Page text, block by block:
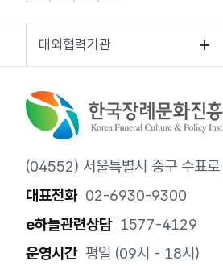
대외협력기관
(04552) 서울특별시 중구 수표
대표전화 02-6930-9300
e하늘관련상담 1577-4129
운영시간 평일 (09시 - 18시)